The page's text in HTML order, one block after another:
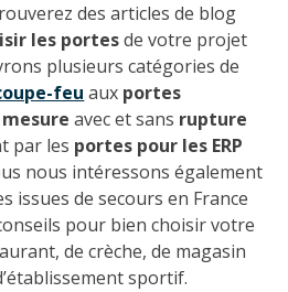
des articles de blog
les portesde votre projet
plusieurs catégories de
feu aux portes
avec et sans rupture
par les portes pour les ERP
nous intéressons également
issues de secours en France
pour bien choisir votre
de crèche, de magasin
sportif.